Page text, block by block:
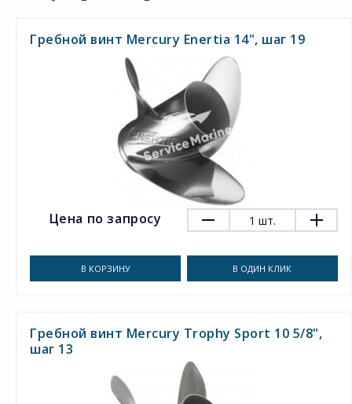
Гребной винт Mercury Enertia 14", шаг 19
Цена по запросу 1 шт.
В КОРЗИНУ В ОДИН КЛИК
Гребной винт Mercury Trophy Sport 10 5/8",
шаг 13